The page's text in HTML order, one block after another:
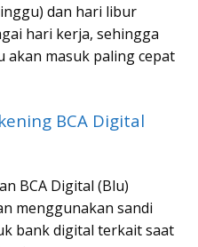
dan hari libur
hari kerja, sehingga
akan masuk paling cepat
BCA Digital
BCA Digital (Blu)
menggunakan sandi
bank digital terkait saat